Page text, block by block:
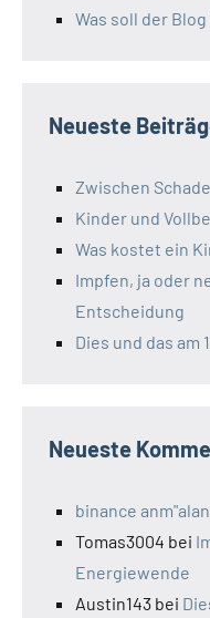
Was soll der
Neueste
Zwischen
Kinder und
Was kostet ein
Impfen, ja oder
Entscheidung
Dies und das am
Neueste
binance anm"alan
Tomas3004 bei
Energiewende
Austin143 bei